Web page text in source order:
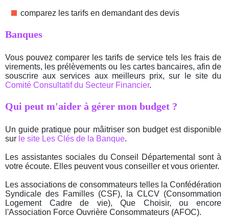
comparez les tarifs en demandant des devis
Banques
Vous pouvez comparer les tarifs de service tels les frais de
virements, les prélèvements ou les cartes bancaires, afin de
souscrire aux services aux meilleurs prix, sur le site du
Comité Consultatif du Secteur Financier.
Qui peut m'aider à gérer mon budget ?
Un guide pratique pour mâitriser son budget est disponible
sur le site Les Clés de la Banque.
Les assistantes sociales du Conseil Départemental sont à
votre écoute. Elles peuvent vous conseiller et vous orienter.
Les associations de consommateurs telles la Confédération
Syndicale des Familles (CSF), la CLCV (Consommation
Logement Cadre de vie), Que Choisir, ou encore
l'Association Force Ouvrière Consommateurs (AFOC).